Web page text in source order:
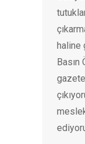
haline